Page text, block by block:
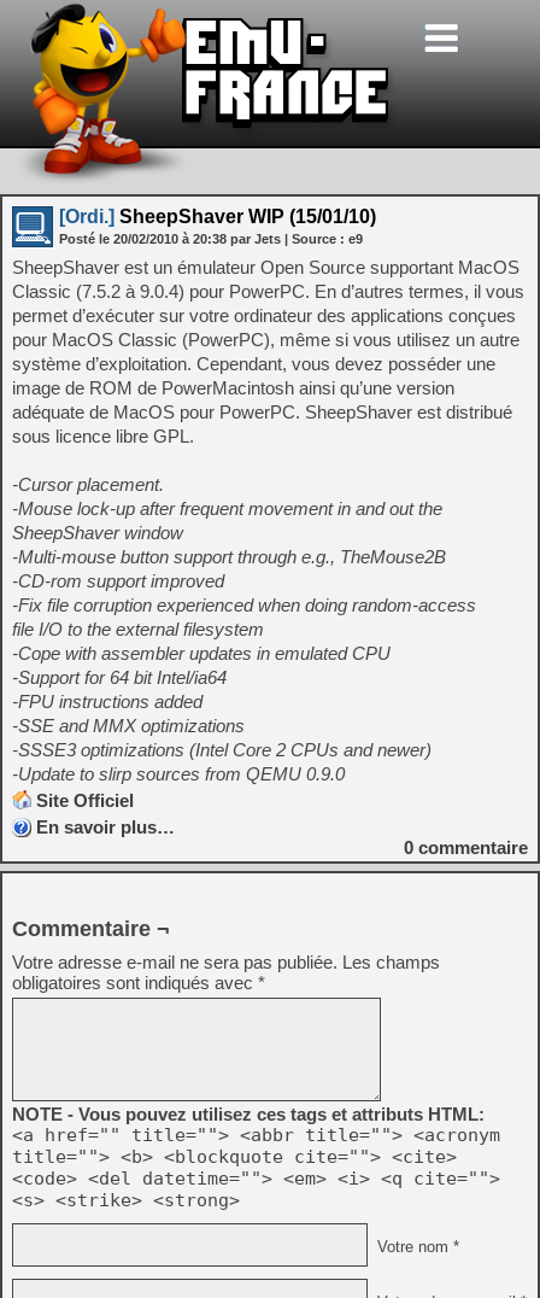
[Ordi.] SheepShaver WIP (15/01/10)
Posté le 20/02/2010 à 20:38 par Jets | Source : e9
SheepShaver est un émulateur Open Source supportant MacOS
Classic (7.5.2 à 9.0.4) pour PowerPC. En d’autres termes, il vous
permet d’exécuter sur votre ordinateur des applications conçues
pour MacOS Classic (PowerPC), même si vous utilisez un autre
système d’exploitation. Cependant, vous devez posséder une
image de ROM de PowerMacintosh ainsi qu’une version
adéquate de MacOS pour PowerPC. SheepShaver est distribué
sous licence libre GPL.
-Cursor placement.
-Mouse lock-up after frequent movement in and out the
SheepShaver window
-Multi-mouse button support through e.g., TheMouse2B
-CD-rom support improved
-Fix file corruption experienced when doing random-access
file I/O to the external filesystem
-Cope with assembler updates in emulated CPU
-Support for 64 bit Intel/ia64
-FPU instructions added
-SSE and MMX optimizations
-SSSE3 optimizations (Intel Core 2 CPUs and newer)
-Update to slirp sources from QEMU 0.9.0
Site Officiel
En savoir plus…
0 commentaire
Commentaire ¬
Votre adresse e-mail ne sera pas publiée. Les champs
obligatoires sont indiqués avec *
NOTE - Vous pouvez utilisez ces tags et attributs HTML:
<a href="" title=""> <abbr title=""> <acronym
title=""> <b> <blockquote cite=""> <cite>
<code> <del datetime=""> <em> <i> <q cite="">
<s> <strike> <strong>
Votre nom *